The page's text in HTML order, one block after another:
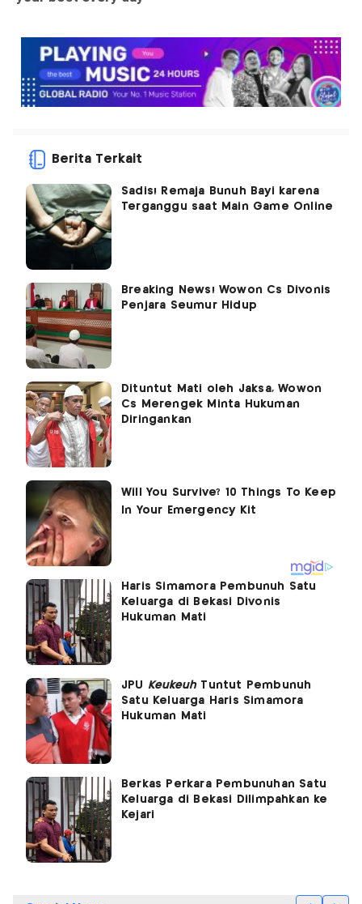
Berita Terkait
Sadis! Remaja Bunuh Bayi karena
Terganggu saat Main Game Online
Breaking News! Wowon Cs Divonis
Penjara Seumur Hidup
Dituntut Mati oleh Jaksa, Wowon
Cs Merengek Minta Hukuman
Diringankan
Haris Simamora Pembunuh Satu
Keluarga di Bekasi Divonis
Hukuman Mati
JPU KeukeuhTuntut Pembunuh
Satu Keluarga Haris Simamora
Hukuman Mati
Berkas Perkara Pembunuhan Satu
Keluarga di Bekasi Dilimpahkan ke
Kejari